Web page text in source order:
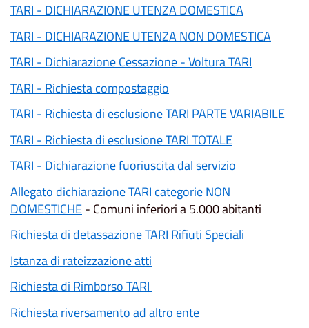
TARI - DICHIARAZIONE UTENZA DOMESTICA
TARI - DICHIARAZIONE UTENZA NON DOMESTICA
TARI - Dichiarazione Cessazione - Voltura TARI
TARI - Richiesta compostaggio
TARI - Richiesta di esclusione TARI PARTE VARIABILE
TARI - Richiesta di esclusione TARI TOTALE
TARI - Dichiarazione fuoriuscita dal servizio
Allegato dichiarazione TARI categorie NON
DOMESTICHE- Comuni inferiori a 5.000 abitanti
Richiesta di detassazione TARI Rifiuti Speciali
Istanza di rateizzazione atti
Richiesta di Rimborso TARI
Richiesta riversamento ad altro ente